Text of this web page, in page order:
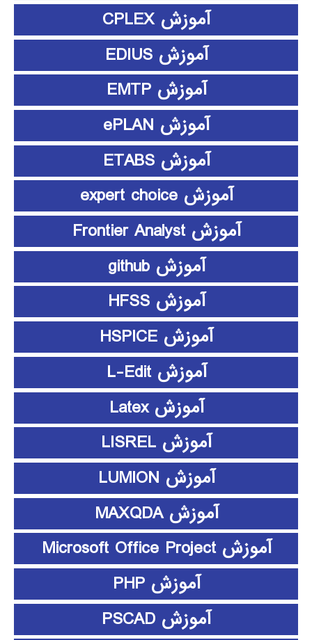
آموزش CPLEX
آموزش EDIUS
آموزش EMTP
آموزش ePLAN
آموزش ETABS
آموزش expert choice
آموزش Frontier Analyst
آموزش github
آموزش HFSS
آموزش HSPICE
آموزش L-Edit
آموزش Latex
آموزش LISREL
آموزش LUMION
آموزش MAXQDA
آموزش Microsoft Office Project
آموزش PHP
آموزش PSCAD